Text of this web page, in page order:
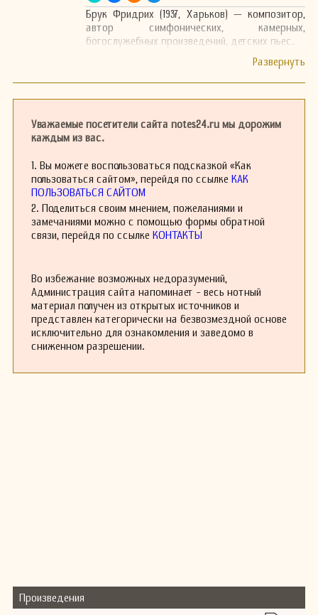
Брук Фридрих (1937, Харьков) — композитор,
автор симфонических, камерных,
богослужебных произведений, детских пьес.
Уважаемые посетители сайта notes24.ru мы дорожим
каждым из вас.
1. Вы можете воспользоваться подсказкой «Как
пользоваться сайтом», перейдя по ссылке КАК
ПОЛЬЗОВАТЬСЯ САЙТОМ
2. Поделиться своим мнением, пожеланиями и
замечаниями можно с помощью формы обратной
связи, перейдя по ссылке КОНТАКТЫ
Во избежание возможных недоразумений,
Администрация сайта напоминает - весь нотный
материал получен из открытых источников и
представлен категорически на безвозмездной основе
исключительно для ознакомления и заведомо в
сниженном разрешении.
Произведения